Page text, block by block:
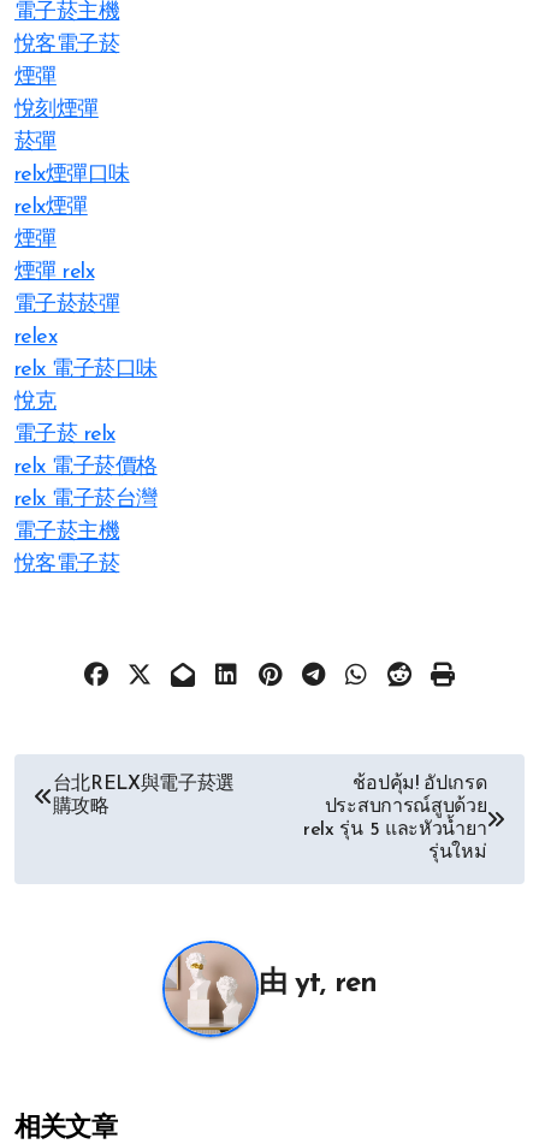
電子菸主機
悅客電子菸
煙彈
悅刻煙彈
菸彈
relx煙彈口味
relx煙彈
煙彈
煙彈 relx
電子菸菸彈
relex
relx 電子菸口味
悅克
電子菸 relx
relx 電子菸價格
relx 電子菸台灣
電子菸主機
悅客電子菸
文
导
台北RELX與電子菸選
購攻略
ช้อปคุ้ม! อัปเกรด
ประสบการณ์สูบด้วย
relx รุ่น 5 และหัวน้ำยา
รุ่นใหม่
由yt, ren
相关文章